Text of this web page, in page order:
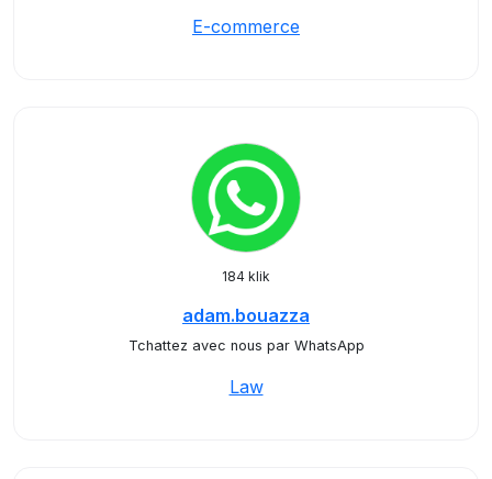
E-commerce
184 klik
adam.bouazza
Tchattez avec nous par WhatsApp
Law